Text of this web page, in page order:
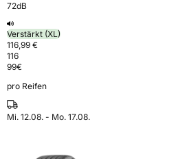
72dB
Verstärkt (XL)
116,99 €
116
99€
pro Reifen
Mi. 12.08. - Mo. 17.08.